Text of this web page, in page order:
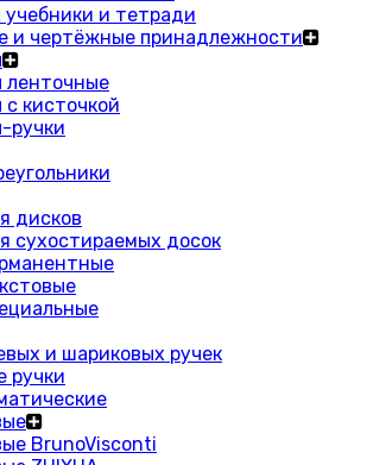
и тетради
и чертёжные принадлежности
ленточные
кисточкой
ручки
дисков
сухостираемых досок
и шариковых ручек
ручки
BrunoVisconti